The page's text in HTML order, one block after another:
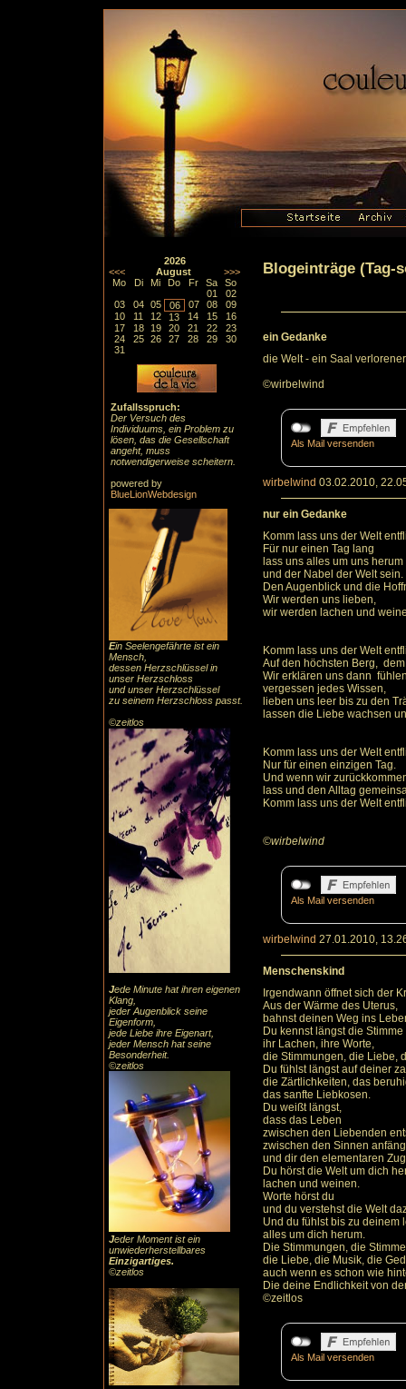
2026
<<<
August
>>>
Mo
Di Mi Do Fr Sa
So
01
02
03
04 05 06 07 08
09
10
11 12 13 14 15
16
17
18 19 20 21 22
23
24
25 26 27 28 29
30
31
Zufallsspruch:
Der Versuch des
Individuums, ein Problem zu
lösen, das die Gesellschaft
angeht, muss
notwendigerweise scheitern.
powered by
BlueLionWebdesign
Ein Seelengefährte ist ein
Mensch,
dessen Herzschlüssel in
unser Herzschloss
und unser Herzschlüssel
zu seinem Herzschloss passt.
©zeitlos
Jede Minute hat ihren eigenen
Klang,
jeder Augenblick seine
Eigenform,
jede Liebe ihre Eigenart,
jeder Mensch hat seine
Besonderheit.
©zeitlos
Jeder Moment ist ein
unwiederherstellbares
Einzigartiges.
©zeitlos
Blogeinträge (Tag-
ein Gedanke
die Welt - ein Saal
©wirbelwind
Als Mail versenden
wirbelwind 03.02.2010,
nur ein Gedanke
Komm lass uns der Welt
Für nur einen Tag lang
lass uns alles um uns
und der Nabel der Welt sein.
Den Augenblick und die
Wir werden uns lieben,
wir werden lachen und
Komm lass uns der Welt
Auf den höchsten Berg,
Wir erklären uns dann
vergessen jedes Wissen,
lieben uns leer bis zu den
lassen die Liebe wachsen
Komm lass uns der Welt
Nur für einen einzigen Tag.
Und wenn wir
lass und den Alltag
Komm lass uns der Welt
©wirbelwind
Als Mail versenden
wirbelwind 27.01.2010,
Menschenskind
Irgendwann öffnet sich der
Aus der Wärme des Uterus,
bahnst deinen Weg ins
Du kennst längst die Stimme
ihr Lachen, ihre Worte,
die Stimmungen, die Liebe,
Du fühlst längst auf deiner
die Zärtlichkeiten, das
das sanfte Liebkosen.
Du weißt längst,
dass das Leben
zwischen den Liebenden
zwischen den Sinnen
und dir den elementaren
Du hörst die Welt um dich
lachen und weinen.
Worte hörst du
und du verstehst die Welt
Und du fühlst bis zu deinem
alles um dich herum.
Die Stimmungen, die
die Liebe, die Musik, die
auch wenn es schon wie
Die deine Endlichkeit von
©zeitlos
Als Mail versenden